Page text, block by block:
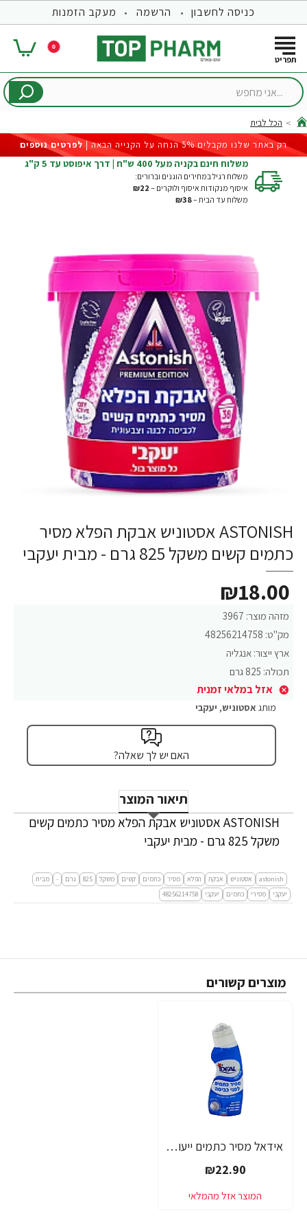
כניסה לחשבון הרשמה מעקב הזמנות
0
...אני
home
הכל לבית
רק באתר שלנו מקבלים 5% הנחה על הקנייה הבאה |
לפרטים נוספים
משלוח חינם בקניה מעל 400 ש"ח | דרך איפוסט עד 5 ק"ג
משלוח רגיל במחירים הוגנים וברורים:
איסוף מנקודות איסוף ולוקרים – ₪22
משלוח עד הבית –₪38
ASTONISH אסטוניש אבקת הפלא מסיר
כתמים קשים משקל 825 גרם - מבית יעקבי
מזהה מוצר: 3967
מק"ט: 48256214758
ארץ ייצור: אנגליה
תכולה: 825 גרם
אזל במלאי זמנית
₪18.00
מותג אסטוניש, יעקבי
האם יש לך שאלה?
תיאור המוצר
ASTONISH אסטוניש אבקת הפלא מסיר כתמים קשים
משקל 825 גרם - מבית יעקבי
astonish אסטוניש אבקת הפלא מסיר כתמים קשים משקל 825 גרם -
מבית
יעקבי
מסירי כתמים יעקבי 48256214758
מוצרים קשורים
אידאל מסיר כתמים ייעודיים לכתמי איפור זיעה ושומן - 150 מ"ל - מבית יעקבי
₪22.90